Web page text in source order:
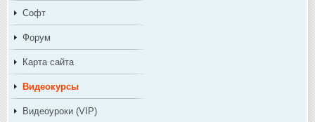
Софт
Форум
Карта сайта
Видеокурсы
Видеоуроки (VIP)